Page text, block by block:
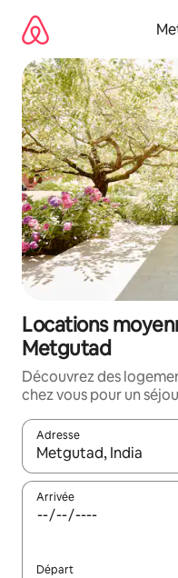
directement
contenu
Locations
Metgutad
Découvrez des
chez vous pour un
Adresse
Lorsque les résultats
Arrivée
Départ